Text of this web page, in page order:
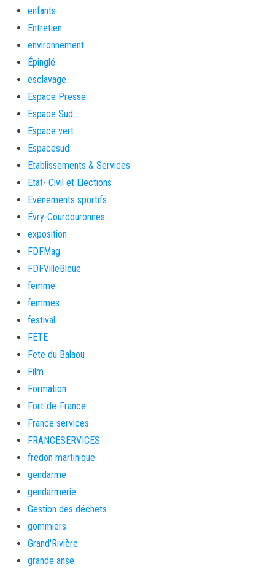
enfants
Entretien
environnement
Épinglé
esclavage
Espace Presse
Espace Sud
Espace vert
Espacesud
Etablissements & Services
Etat- Civil et Elections
Evènements sportifs
Évry-Courcouronnes
exposition
FDFMag
FDFVilleBleue
femme
femmes
festival
FETE
Fete du Balaou
Film
Formation
Fort-de-France
France services
FRANCESERVICES
fredon martinique
gendarme
gendarmerie
Gestion des déchets
gommiers
Grand'Rivière
grande anse